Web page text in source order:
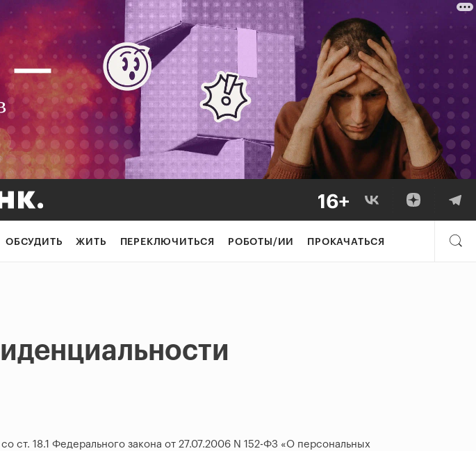
ОБСУДИТЬ ЖИТЬ ПЕРЕКЛЮЧИТЬСЯ РОБОТЫ/ИИ ПРОКАЧАТЬСЯ
ст. 18.1 Федерального закона от 27.07.2006 N 152-ФЗ «О персональных